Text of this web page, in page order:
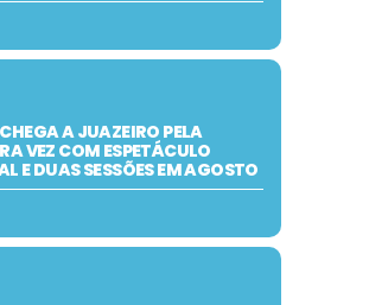
A JUAZEIRO PELA
VEZ COM ESPETÁCULO
E DUAS SESSÕES EM AGOSTO